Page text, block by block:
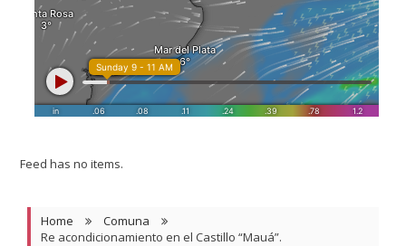
Feed has no items.
Home
Comuna
Re acondicionamiento en el Castillo “Mauá”.